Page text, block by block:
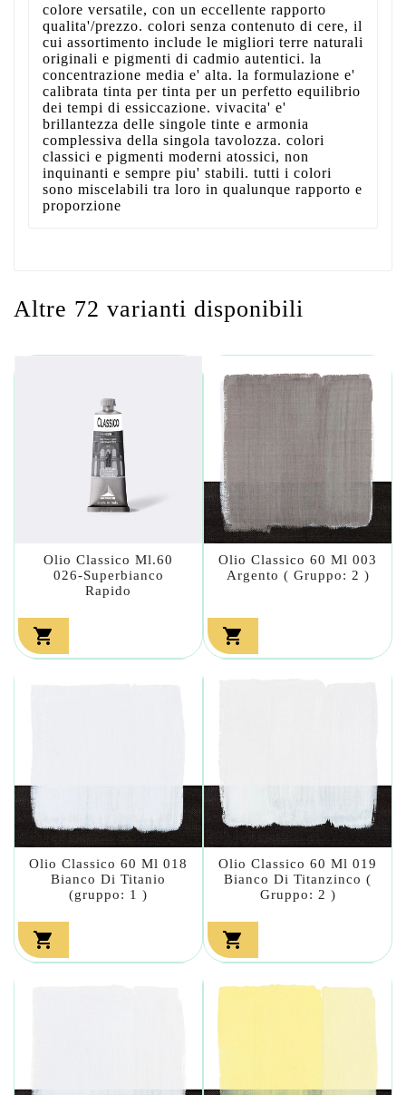
colore versatile, con un eccellente rapporto
qualita'/prezzo. colori senza contenuto di cere, il
cui assortimento include le migliori terre naturali
originali e pigmenti di cadmio autentici. la
concentrazione media e' alta. la formulazione e'
calibrata tinta per tinta per un perfetto equilibrio
dei tempi di essiccazione. vivacita' e'
brillantezza delle singole tinte e armonia
complessiva della singola tavolozza. colori
classici e pigmenti moderni atossici, non
inquinanti e sempre piu' stabili. tutti i colori
sono miscelabili tra loro in qualunque rapporto e
proporzione
Altre 72 varianti disponibili
Olio Classico Ml.60
026-Superbianco
Rapido

Olio Classico 60 Ml 003
Argento ( Gruppo: 2 )

Olio Classico 60 Ml 018
Bianco Di Titanio
(gruppo: 1 )

Olio Classico 60 Ml 019
Bianco Di Titanzinco (
Gruppo: 2 )
